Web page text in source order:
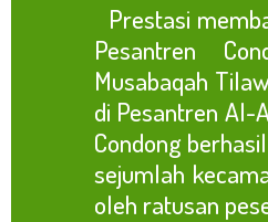
Prestasi
Pesantren
Musabaqah
di Pesantren Al-
Condong
sejumlah
oleh ratusan